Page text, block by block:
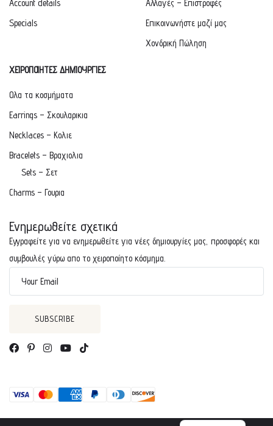
Account details
Specials
Αλλαγές – Επιστροφές
Επικοινωνήστε μαζί μας
Χονδρική Πώληση
ΧΕΙΡΟΠΟΙΗΤΕΣ ΔΗΜΙΟΥΡΓΙΕΣ
Ολα τα κοσμήματα
Earrings – Σκουλαρικια
Necklaces – Κολιε
Bracelets – Βραχιολια
Sets – Σετ
Charms – Γουρια
Ενημερωθείτε σχετικά
Εγγραφείτε για να ενημερωθείτε για νέες δημιουργίες μας, προσφορές και
συμβουλές γύρω απο το χειροποίητο κόσμημα.
Your Email
Greek